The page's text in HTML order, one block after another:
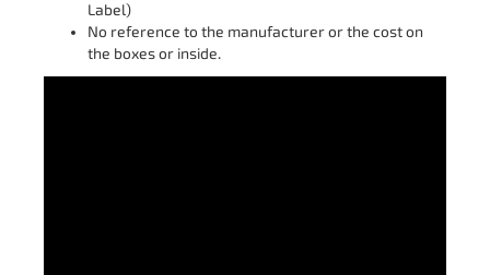
Label)
No reference to the manufacturer or the cost on
the boxes or inside.